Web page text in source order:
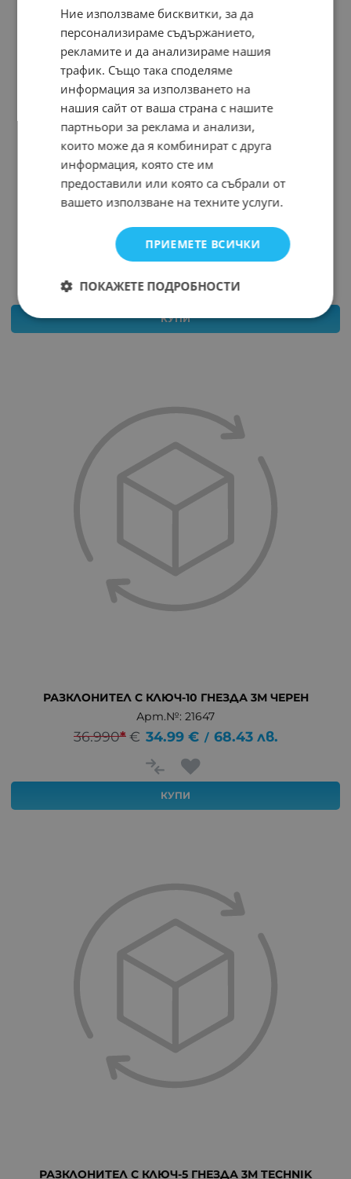
Арт.№: 6289
23.070*€ 21.41 € / 41.87 лв.
КУПИ
РАЗКЛОНИТЕЛ С КЛЮЧ-10 ГНЕЗДА 3М ЧЕРЕН
Арт.№: 21647
36.990* € 34.99 € / 68.43 лв.
КУПИ
РАЗКЛОНИТЕЛ С КЛЮЧ-5 ГНЕЗДА 3М TECHNIK
Ние използваме бисквитки, за да
персонализираме съдържанието,
рекламите и да анализираме нашия
трафик. Също така споделяме
информация за използването на
нашия сайт от ваша страна с нашите
партньори за реклама и анализи,
които може да я комбинират с друга
информация, която сте им
предоставили или която са събрали от
вашето използване на техните услуги.
ПРИЕМЕТЕ ВСИЧКИ
ПОКАЖЕТЕ ПОДРОБНОСТИ